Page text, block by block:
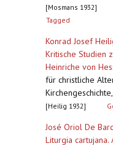
[Mosmans 1932]
Tagged
Konrad Josef
Kritische Studien
Heinriche von
für christliche
[Heilig 1932]
José Oriol De
Liturgia